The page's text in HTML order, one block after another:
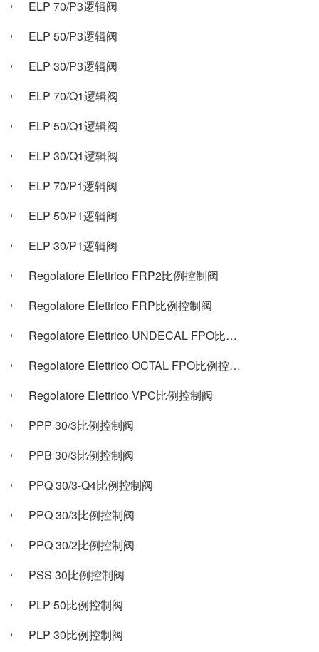
ELP 70/P3逻辑阀
ELP 50/P3逻辑阀
ELP 30/P3逻辑阀
ELP 70/Q1逻辑阀
ELP 50/Q1逻辑阀
ELP 30/Q1逻辑阀
ELP 70/P1逻辑阀
ELP 50/P1逻辑阀
ELP 30/P1逻辑阀
Regolatore Elettrico FRP2比例控制阀
Regolatore Elettrico FRP比例控制阀
Regolatore Elettrico UNDECAL FPO比例控制阀
Regolatore Elettrico OCTAL FPO比例控制阀
Regolatore Elettrico VPC比例控制阀
PPP 30/3比例控制阀
PPB 30/3比例控制阀
PPQ 30/3-Q4比例控制阀
PPQ 30/3比例控制阀
PPQ 30/2比例控制阀
PSS 30比例控制阀
PLP 50比例控制阀
PLP 30比例控制阀